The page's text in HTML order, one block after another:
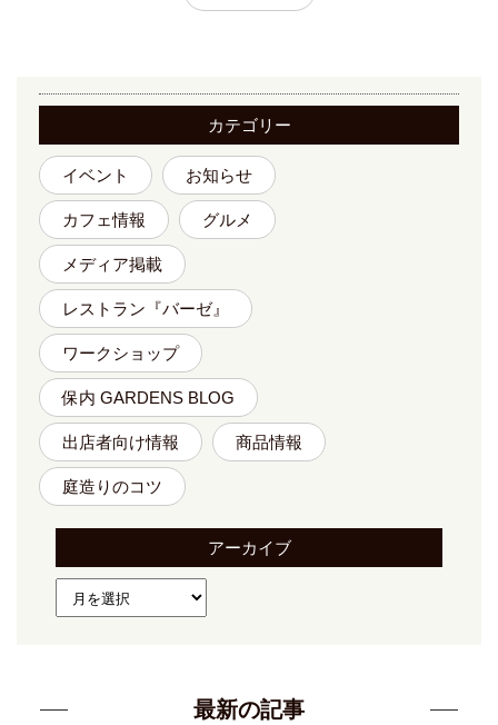
カテゴリー
イベント お知らせ
カフェ情報 グルメ
メディア掲載
レストラン『バーゼ』
ワークショップ
保内 GARDENS BLOG
出店者向け情報 商品情報
庭造りのコツ
アーカイブ
最新の記事